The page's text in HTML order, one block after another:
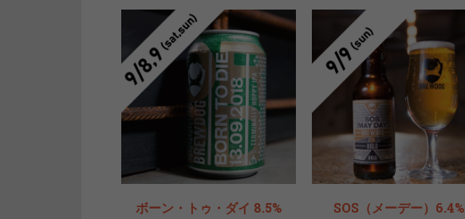
ボーン・トゥ・ダイ 8.5% SOS（メーデー）6.4%